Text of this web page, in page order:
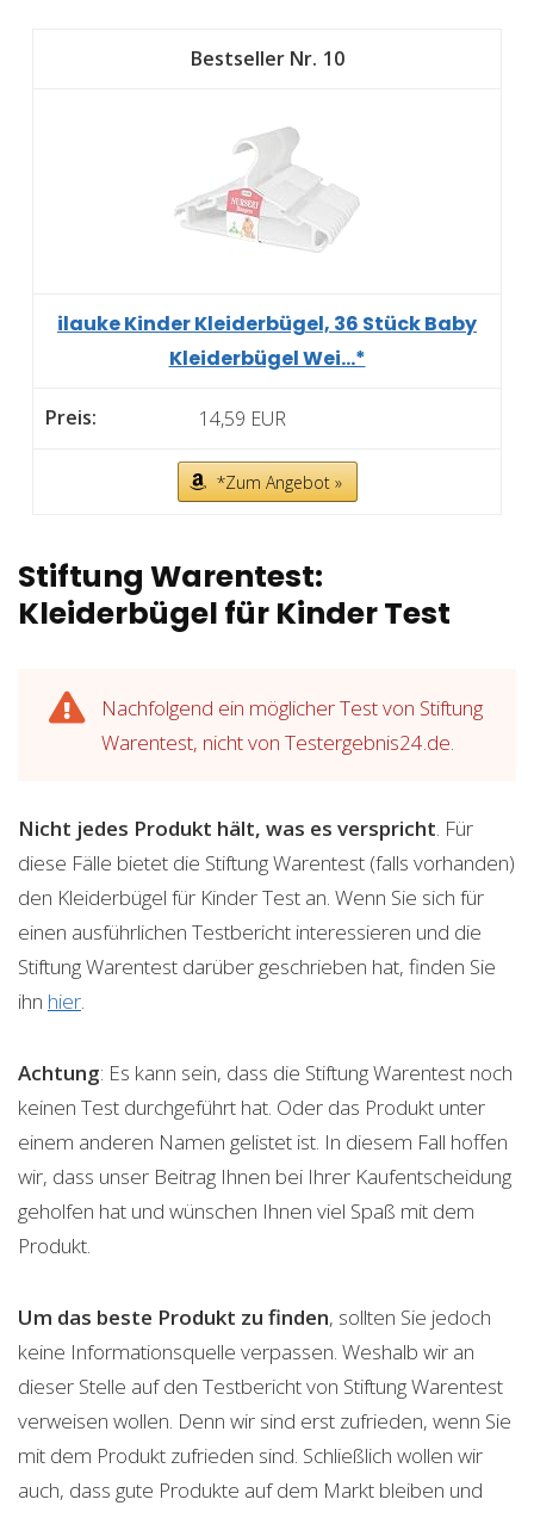
10
ilauke Kinder Kleiderbügel, 36 Stück Baby
Kleiderbügel Wei...*
14,59 EUR
*Zum Angebot »
Stiftung Warentest:
Kleiderbügel für Kinder Test
Nachfolgend ein möglicher Test von Stiftung
Warentest, nicht von Testergebnis24.de.
Nicht jedes Produkt hält, was es verspricht. Für
diese Fälle bietet die Stiftung Warentest (falls vorhanden)
den Kleiderbügel für Kinder Test an. Wenn Sie sich für
einen ausführlichen Testbericht interessieren und die
Stiftung Warentest darüber geschrieben hat, finden Sie
ihn hier.
Achtung: Es kann sein, dass die Stiftung Warentest noch
keinen Test durchgeführt hat. Oder das Produkt unter
einem anderen Namen gelistet ist. In diesem Fall hoffen
wir, dass unser Beitrag Ihnen bei Ihrer Kaufentscheidung
geholfen hat und wünschen Ihnen viel Spaß mit dem
Produkt.
Um das beste Produkt zu finden, sollten Sie jedoch
keine Informationsquelle verpassen. Weshalb wir an
dieser Stelle auf den Testbericht von Stiftung Warentest
verweisen wollen. Denn wir sind erst zufrieden, wenn Sie
mit dem Produkt zufrieden sind. Schließlich wollen wir
auch, dass gute Produkte auf dem Markt bleiben und